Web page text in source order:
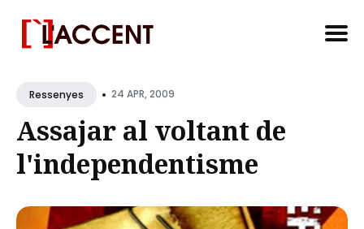
forRessenyes • 24 APR, 2009
Assajar al voltant de
l'independentisme